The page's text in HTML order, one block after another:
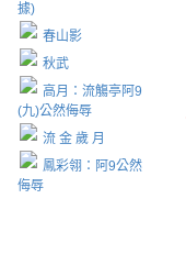
據)
春山影
秋武
高月：流觴亭阿9
(九)公然侮辱
流 金 歲 月
鳳彩翎：阿9公然
侮辱